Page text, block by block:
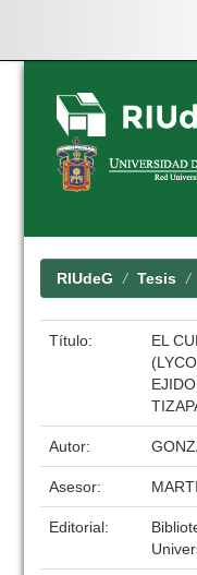
Skip
navigation
RIUdeG Tesis
Título:
EL
Autor:
Asesor:
Editorial: